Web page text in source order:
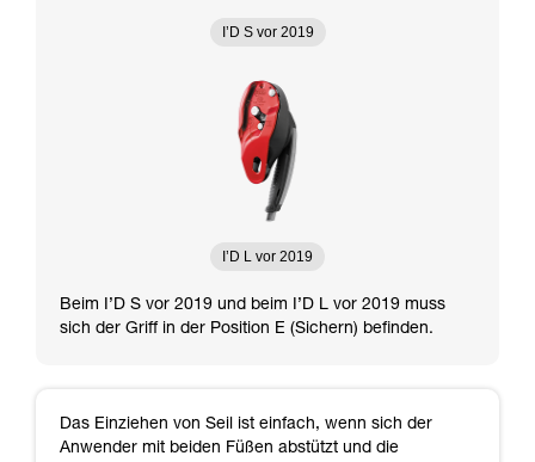
I’D S vor 2019
I’D L vor 2019
Beim I’D S vor 2019 und beim I’D L vor 2019 muss
sich der Griff in der Position E (Sichern) befinden.
Das Einziehen von Seil ist einfach, wenn sich der
Anwender mit beiden Füßen abstützt und die